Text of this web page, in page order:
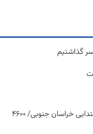
گذاشتیم
تقدیر مقام عالی وزارت از عملکرد جهادی معاونت آموزش ابتدایی خراسان جنوبی/ ۴۶۰۰